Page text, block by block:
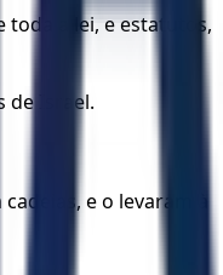
toda a lei, e estatutos,
de Israel.
e o levaram à